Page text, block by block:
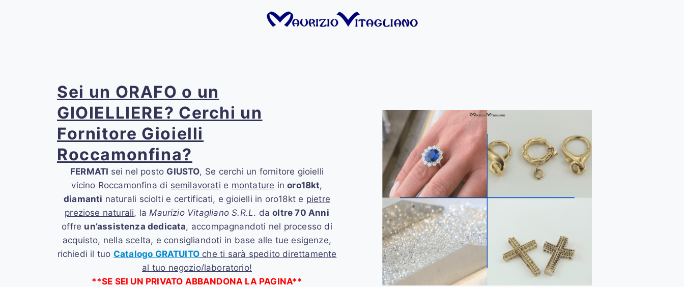
Sei un ORAFO o un
GIOIELLIERE? Cerchi un
Fornitore Gioielli
Roccamonfina?
FERMATI sei nel posto GIUSTO, Se cerchi un fornitore gioielli
vicino Roccamonfina di semilavorati e montature inoro18kt,
diamanti naturali sciolti e certificati, e gioielli in oro18kt e pietre
preziose naturali, laMaurizio Vitagliano S.R.L. daoltre 70 Anni
offre un’assistenza dedicata, accompagnandoti nel processo di
acquisto, nella scelta, e consigliandoti in base alle tue esigenze,
richiedi il tuo Catalogo GRATUITOche ti sarà spedito direttamente
al tuo negozio/laboratorio!
**SE SEI UN PRIVATO ABBANDONA LA PAGINA**